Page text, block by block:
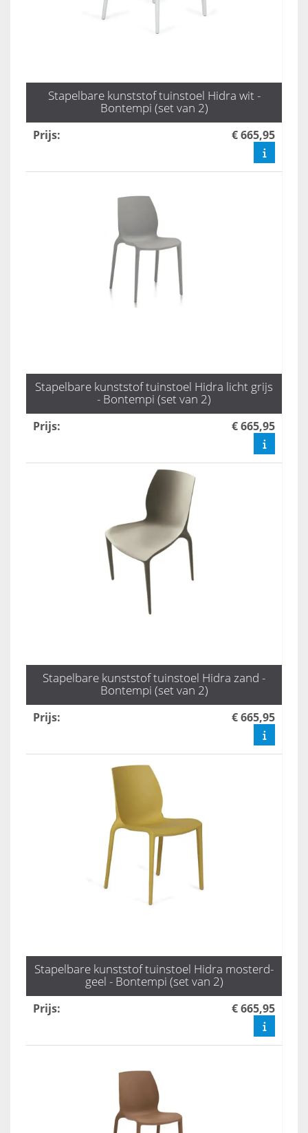
Stapelbare kunststof tuinstoel Hidra wit -
Bontempi (set van 2)
Prijs: € 665,95
Stapelbare kunststof tuinstoel Hidra licht grijs
- Bontempi (set van 2)
Prijs: € 665,95
Stapelbare kunststof tuinstoel Hidra zand -
Bontempi (set van 2)
Prijs: € 665,95
Stapelbare kunststof tuinstoel Hidra mosterd-
geel - Bontempi (set van 2)
Prijs: € 665,95